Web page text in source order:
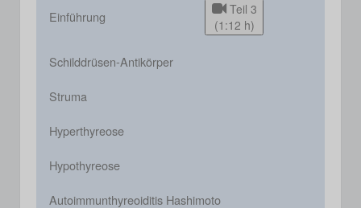
Einführung
Teil 3
(1:12 h)
Schilddrüsen-Antikörper
Struma
Hyperthyreose
Hypothyreose
Autoimmunthyreoiditis Hashimoto